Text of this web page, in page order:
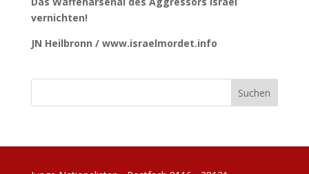
vernichten!
JN Heilbronn / www.israelmordet.info